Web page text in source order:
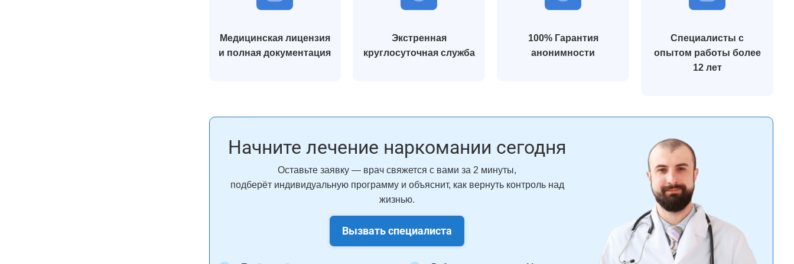
Медицинская лицензия
и полная документация
Экстренная
круглосуточная служба
100% Гарантия
анонимности
Специалисты с
опытом работы более
12 лет
Начните лечение наркомании сегодня
Оставьте заявку — врач свяжется с вами за 2 минуты,
подберёт индивидуальную программу и объяснит, как вернуть контроль над
жизнью.
Вызвать специалиста